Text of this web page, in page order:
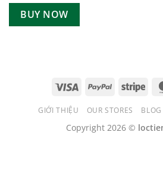
BUY NOW
GIỚI THIỆU OUR STORES BLOG
Copyright 2026 ©